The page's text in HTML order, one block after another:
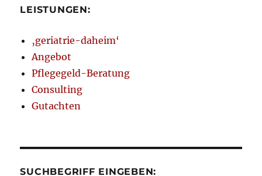
LEISTUNGEN:
‚geriatrie-daheim‘
Angebot
Pflegegeld-Beratung
Consulting
Gutachten
SUCHBEGRIFF EINGEBEN: